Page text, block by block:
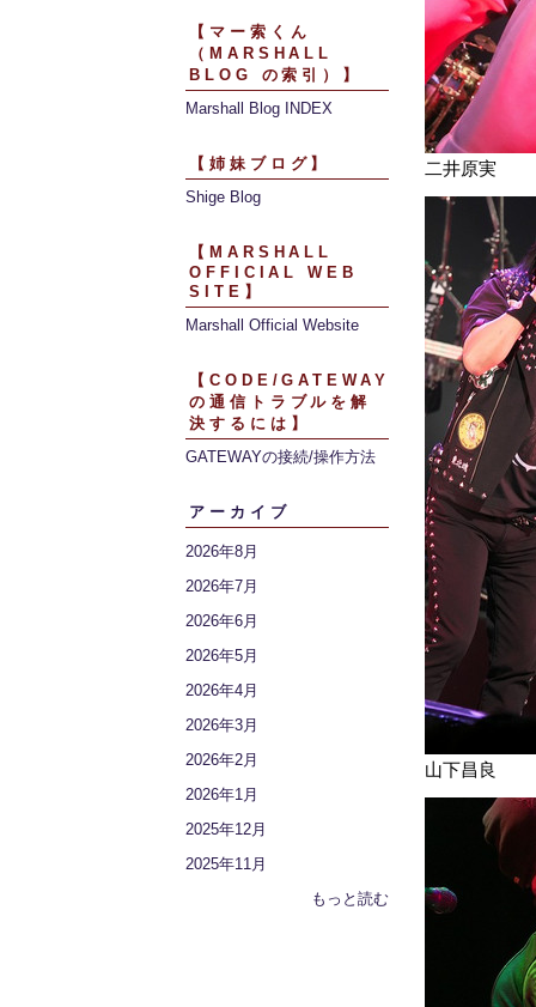
【マー索くん
（MARSHALL
BLOG の索引）】
Marshall Blog INDEX
【姉妹ブログ】
Shige Blog
【MARSHALL
OFFICIAL WEB
SITE】
Marshall Official Website
【CODE/GATEWAY
の通信トラブルを解
決するには】
GATEWAYの接続/操作方法
アーカイブ
2026年8月
2026年7月
2026年6月
2026年5月
2026年4月
2026年3月
2026年2月
2026年1月
2025年12月
2025年11月
もっと読む
二井原実
山下昌良